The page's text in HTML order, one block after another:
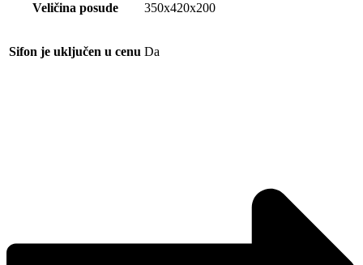
Veličina posude 350x420x200
Sifon je uključen u cenu Da